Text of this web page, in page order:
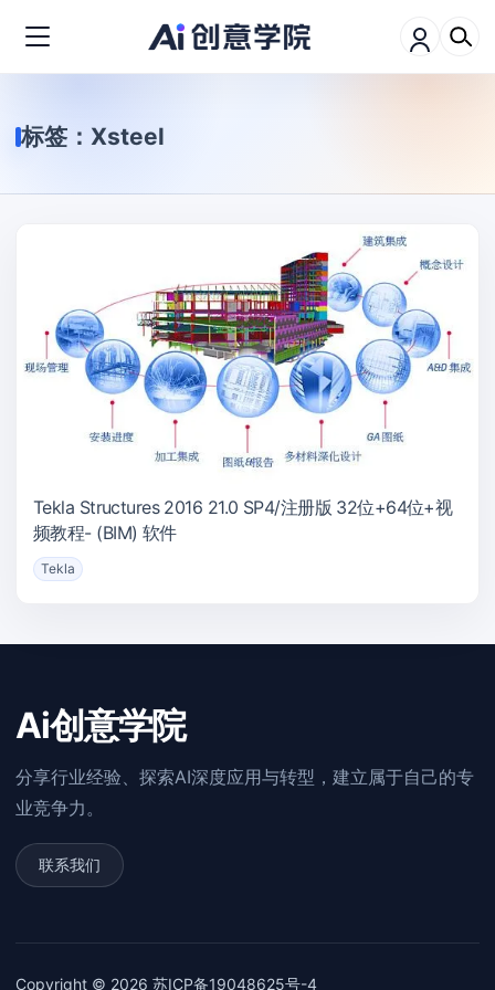
标签： Xsteel
Tekla Structures 2016 21.0 SP4/注册版 32位+64位+视
频教程- (BIM) 软件
Tekla
Ai创意学院
分享行业经验、探索AI深度应用与转型，建立属于自己的专
业竞争力。
联系我们
Copyright © 2026 苏ICP备19048625号-4